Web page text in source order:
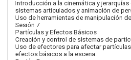
Introducción a la cinemática y
sistemas articulados y animación de
Uso de herramientas de manipulación
Sesión 7
Partículas y Efectos Básicos
Creación y control de sistemas de
Uso de efectores para afectar
efectos básicos a la escena.